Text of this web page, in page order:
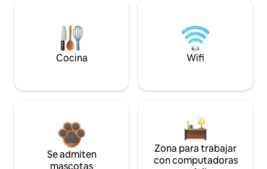
Cocina Wifi
Se admiten
Zona para trabajar
con computadoras